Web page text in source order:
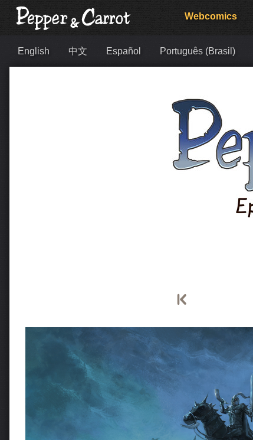
Webcomics
English 中文 Español Português (Brasil)